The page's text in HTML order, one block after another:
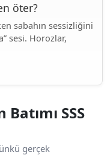
öter?
sabahın sessizliğini
sesi. Horozlar,
SSS
gerçek